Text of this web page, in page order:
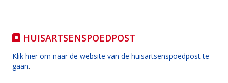
HUISARTSENSPOEDPOST
Klik hier om naar de website van de huisartsenspoedpost te
gaan.